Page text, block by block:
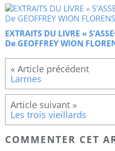
EXTRAITS DU LIVRE «
De GEOFFREY WION
Larmes
Les trois vieillards
COMMENTER CET